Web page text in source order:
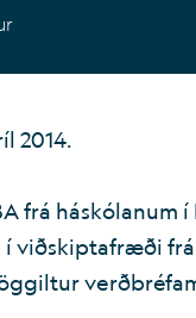
2014.
frá háskólanum í
í viðskiptafræði